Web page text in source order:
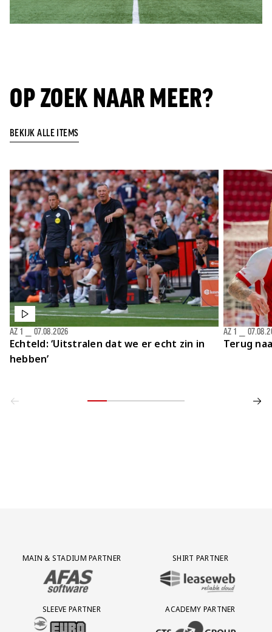
OP ZOEK NAAR MEER?
BEKIJK ALLE ITEMS
Echteld: ‘Uitstralen dat we er echt zin in
hebben’
AZ 1 07.08.2026
Terug
AZ 1
Partner Logos Grid
MAIN & STADIUM PARTNER
BEZOEK ONZE MAIN & STADIUM PARTNER AFAS SOFTWARE
SHIRT PARTNER
BEZOEK ONZE SHIRT PARTNER
SLEEVE PARTNER
BEZOEK ONZE SLEEVE PARTNER EUROJACKPOT
ACADEMY PARTNER
BEZOEK ONZE ACADEMY